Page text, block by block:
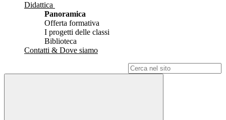
Didattica
Panoramica
Offerta formativa
I progetti delle classi
Biblioteca
Contatti & Dove siamo